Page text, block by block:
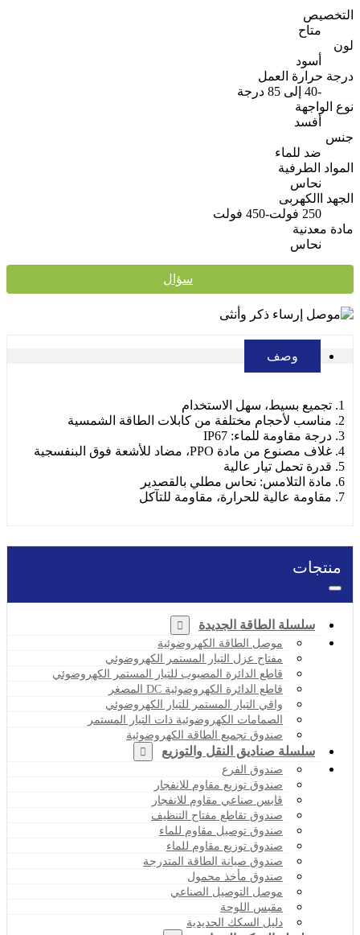
التخصيص
متاح
لون
أسود
درجة حرارة العمل
-40 إلى 85 درجة
نوع الواجهة
أفسد
جنس
ضد للماء
المواد الطرفية
نحاس
الجهد االكهربى
250 فولت-450 فولت
مادة معدنية
نحاس
سؤال
وصف
1. تجميع بسيط، سهل الاستخدام
2. مناسب لأحجام مختلفة من كابلات الطاقة الشمسية
3. درجة مقاومة للماء: IP67
4. غلاف مصنوع من مادة PPO، مضاد للأشعة فوق البنفسجية
5. قدرة تحمل تيار عالية
6. مادة التلامس: نحاس مطلي بالقصدير
7. مقاومة عالية للحرارة، مقاومة للتآكل
منتجات
سلسلة الطاقة الجديدة
موصل الطاقة الكهروضوئية
مفتاح عزل التيار المستمر الكهروضوئي
قاطع الدائرة المصبوب للتيار المستمر الكهروضوئي
قاطع الدائرة الكهروضوئية DC المصغر
واقي التيار المستمر للتيار الكهروضوئي
الصمامات الكهروضوئية ذات التيار المستمر
صندوق تجميع الطاقة الكهروضوئية
سلسلة صناديق النقل والتوزيع
صندوق الفرع
صندوق توزيع مقاوم للانفجار
قابس صناعي مقاوم للانفجار
صندوق تقاطع مفتاح التنظيف
صندوق توصيل مقاوم للماء
صندوق توزيع مقاوم للماء
صندوق صيانة الطاقة المتدرجة
صندوق مأخذ محمول
موصل التوصيل الصناعي
مقبس اللوحة
دليل السكك الحديدية